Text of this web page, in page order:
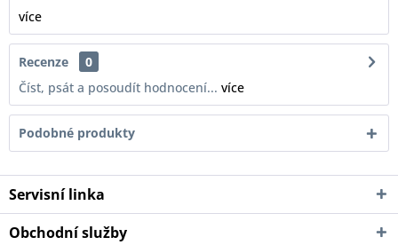
více
Recenze
0
Číst, psát a posoudít hodnocení... více
Podobné produkty
Servisní linka
Obchodní služby